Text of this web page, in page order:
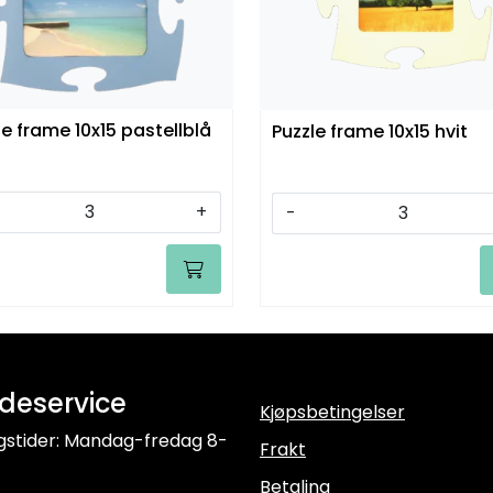
frame 10x15 pastellblå
+
Puzzle frame 10x15 hvit
-
Mandag-fredag 8-
Kjøpsbetingelser
Frakt
Betaling